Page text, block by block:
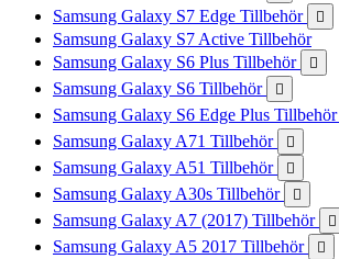
Samsung Galaxy S7 Edge Tillbehör 
Samsung Galaxy S7 Active Tillbehör
Samsung Galaxy S6 Plus Tillbehör

Samsung Galaxy S6 Tillbehör 
Samsung Galaxy S6 Edge Plus Tillbehör
Samsung Galaxy A71 Tillbehör 
Samsung Galaxy A51 Tillbehör 
Samsung Galaxy A30s Tillbehör 
Samsung Galaxy A7 (2017) Tillbehör 
Samsung Galaxy A5 2017 Tillbehör 